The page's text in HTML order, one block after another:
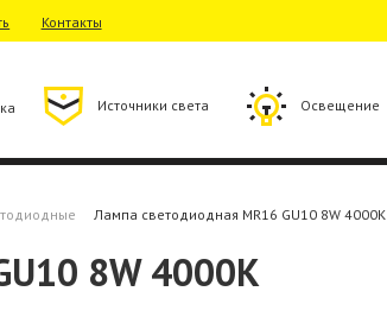
Контакты
Источники света Освещение
Лампа светодиодная MR16 GU10 8W 4000K
8W 4000K